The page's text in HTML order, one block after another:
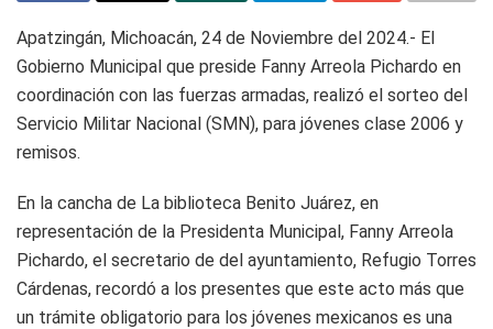
Apatzingán, Michoacán, 24 de Noviembre del 2024.- El
Gobierno Municipal que preside Fanny Arreola Pichardo en
coordinación con las fuerzas armadas, realizó el sorteo del
Servicio Militar Nacional (SMN), para jóvenes clase 2006 y
remisos.
En la cancha de La biblioteca Benito Juárez, en
representación de la Presidenta Municipal, Fanny Arreola
Pichardo, el secretario de del ayuntamiento, Refugio Torres
Cárdenas, recordó a los presentes que este acto más que
un trámite obligatorio para los jóvenes mexicanos es una